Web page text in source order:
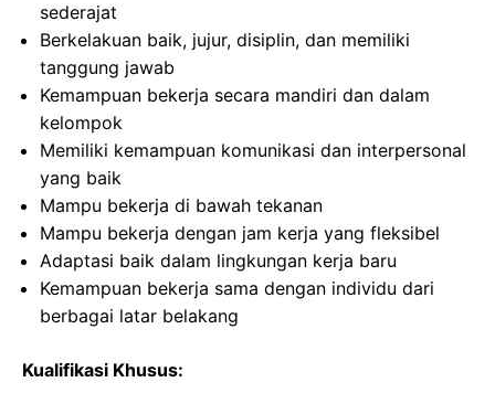
sederajat
Berkelakuan baik, jujur, disiplin, dan memiliki
tanggung jawab
Kemampuan bekerja secara mandiri dan dalam
kelompok
Memiliki kemampuan komunikasi dan interpersonal
yang baik
Mampu bekerja di bawah tekanan
Mampu bekerja dengan jam kerja yang fleksibel
Adaptasi baik dalam lingkungan kerja baru
Kemampuan bekerja sama dengan individu dari
berbagai latar belakang
Kualifikasi Khusus: